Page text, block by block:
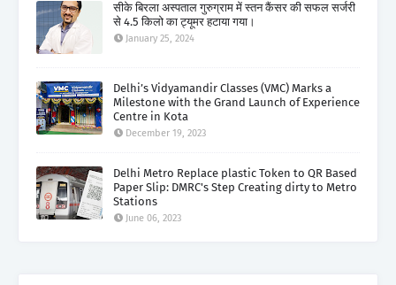
सीके बिरला अस्पताल गुरुग्राम में स्तन कैंसर की सफल सर्जरी
से 4.5 किलो का ट्यूमर हटाया गया।
January 25, 2024
Delhi’s Vidyamandir Classes (VMC) Marks a
Milestone with the Grand Launch of Experience
Centre in Kota
December 19, 2023
Delhi Metro Replace plastic Token to QR Based
Paper Slip: DMRC's Step Creating dirty to Metro
Stations
June 06, 2023